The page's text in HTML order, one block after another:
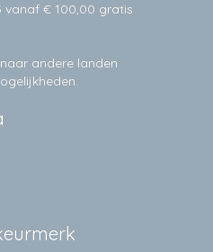
vanaf € 100,00 gratis
andere landen